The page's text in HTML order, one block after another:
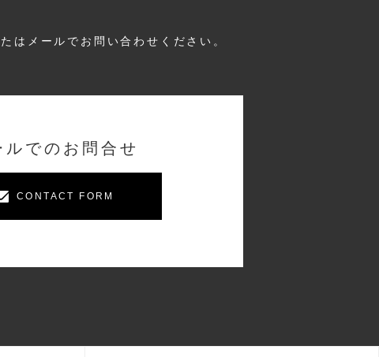
はメールでお問い合わせください。
ルでのお問合せ
CONTACT FORM